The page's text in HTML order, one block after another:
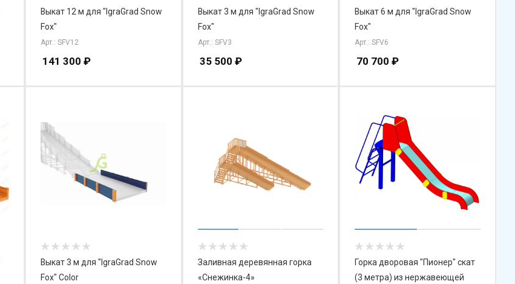
Выкат 12 м для "IgraGrad Snow
Fox"
Арт.: SFV12
141 300 ₽
Выкат 3 м для "IgraGrad Snow
Fox"
Арт.: SFV3
35 500 ₽
Выкат 6 м для "IgraGrad Snow
Fox"
Арт.: SFV6
70 700 ₽
Выкат 3 м для "IgraGrad Snow
Fox" Color
Заливная деревянная горка
«Снежинка-4»
Горка дворовая "Пионер" скат
(3 метра) из нержавеющей